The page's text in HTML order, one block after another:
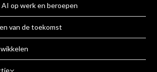
AI op werk en beroepen
van de toekomst